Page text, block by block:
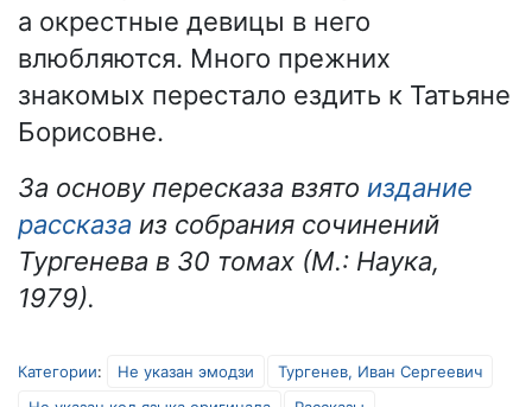
а окрестные девицы в него
влюбляются. Много прежних
знакомых перестало ездить к Татьяне
Борисовне.
За основу пересказа взято издание
рассказа из собрания сочинений
Тургенева в 30 томах (М.: Наука,
1979).
Категории: Не указан эмодзи
Тургенев, Иван Сергеевич